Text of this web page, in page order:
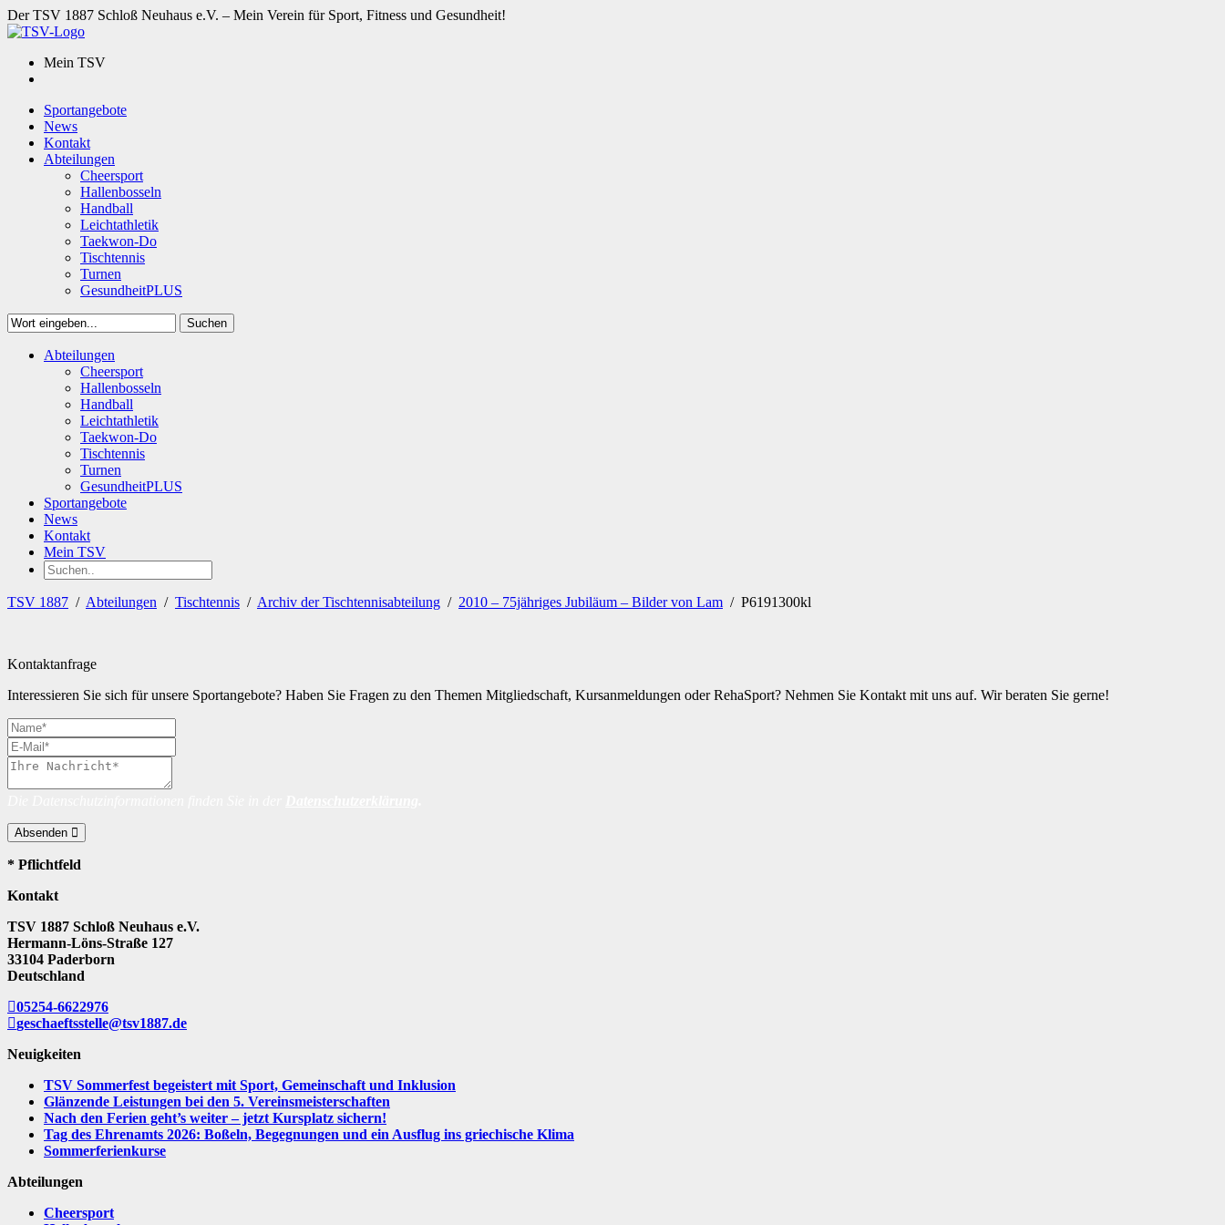
Der TSV 1887 Schloß Neuhaus e.V. – Mein Verein für Sport, Fitness und Gesundheit!
Mein TSV
Sportangebote
News
Kontakt
Abteilungen
Cheersport
Hallenbosseln
Handball
Leichtathletik
Taekwon-Do
Tischtennis
Turnen
GesundheitPLUS
Suchen
SuchenAbteilungen
Cheersport
Hallenbosseln
Handball
Leichtathletik
Taekwon-Do
Tischtennis
Turnen
GesundheitPLUS
Sportangebote
News
Kontakt
Mein TSV
TSV 1887 / Abteilungen / Tischtennis / Archiv der Tischtennisabteilung / 2010 – 75jähriges Jubiläum – Bilder von Lam / P6191300kl
Kontaktanfrage
Interessieren Sie sich für unsere Sportangebote? Haben Sie Fragen zu den Themen Mitgliedschaft, Kursanmeldungen oder RehaSport? Nehmen Sie Kontakt mit uns auf. Wir beraten Sie gerne!
Absenden
* Pflichtfeld
Kontakt
TSV 1887 Schloß Neuhaus e.V.
Hermann-Löns-Straße 127
33104 Paderborn
Deutschland
05254-6622976
geschaeftsstelle@tsv1887.de
Neuigkeiten
TSV Sommerfest begeistert mit Sport, Gemeinschaft und Inklusion
Glänzende Leistungen bei den 5. Vereinsmeisterschaften
Nach den Ferien geht’s weiter – jetzt Kursplatz sichern!
Tag des Ehrenamts 2026: Boßeln, Begegnungen und ein Ausflug ins griechische Klima
Sommerferienkurse
Abteilungen
Cheersport